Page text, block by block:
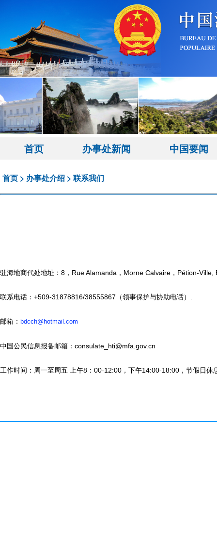
首页 办事处新闻 中国要闻
首页 > 办事处介绍 > 联系我们
驻海地商代处地址：8，Rue Alamanda，Morne Calvaire，Pétion-
联系电话：+509-31878816/38555867（领事保护与协助电话）.
邮箱： bdcch@hotmail.com
中国公民信息报备邮箱：consulate_hti@mfa.gov.cn
工作时间：周一至周五 上午8：00-12:00，下午14:00-18:00，节假日休